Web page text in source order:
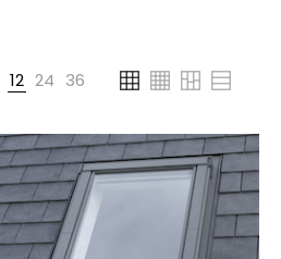
12 24 36